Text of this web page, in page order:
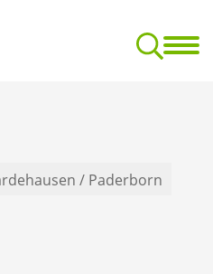
/ Paderborn